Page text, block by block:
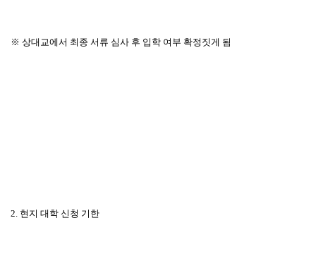
※ 상대교에서 최종 서류 심사 후 입학 여부 확정짓게 됨
2. 현지 대학 신청 기한